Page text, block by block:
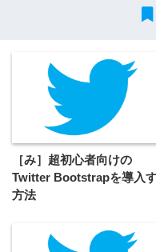
［み］超初心者向けの
Twitter Bootstrapを導入
方法